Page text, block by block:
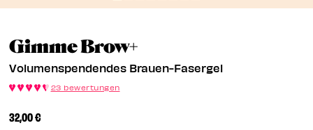
Gimme Brow+
Volumenspendendes Brauen-Fasergel
23 bewertungen
32,00 €